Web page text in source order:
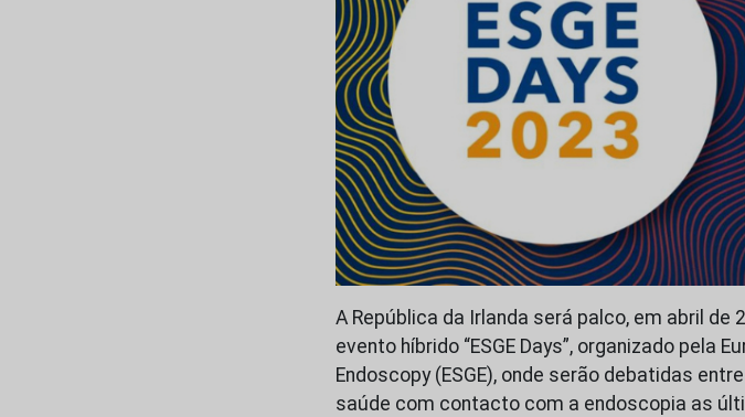
A República da Irlanda será palco, em abril
evento híbrido “ESGE Days”, organizado pela
Endoscopy (ESGE), onde serão debatidas
saúde com contacto com a endoscopia as